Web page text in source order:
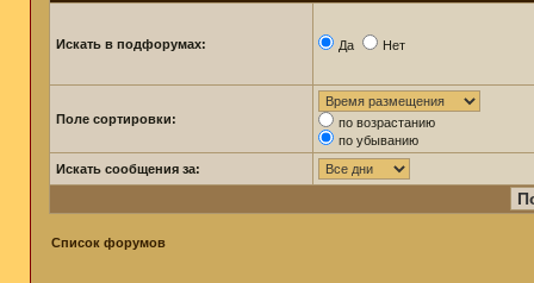
Искать в подфорумах: Да Нет
Поле сортировки:
по возрастанию
по убыванию
Искать сообщения за:
Список форумов